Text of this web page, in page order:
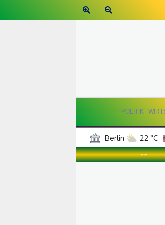
POLITIK
Berlin 22 °C
Frankfurt am Main
--